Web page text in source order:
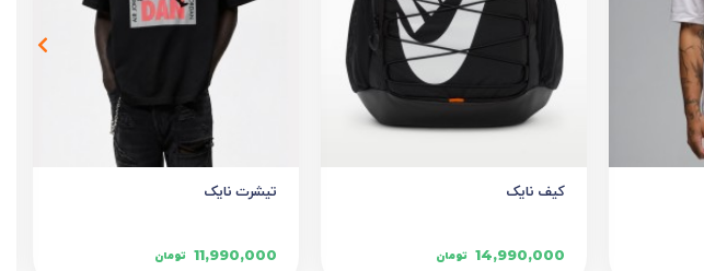
کیف نایک
14,990,000 تومان
تیشرت نایک
11,990,000 تومان